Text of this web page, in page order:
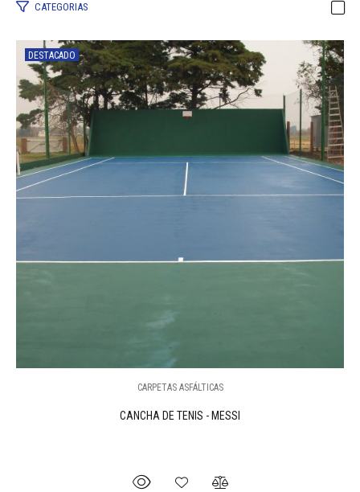
CATEGORIAS
DESTACADO
CARPETAS ASFÁLTICAS
CANCHA DE TENIS - MESSI